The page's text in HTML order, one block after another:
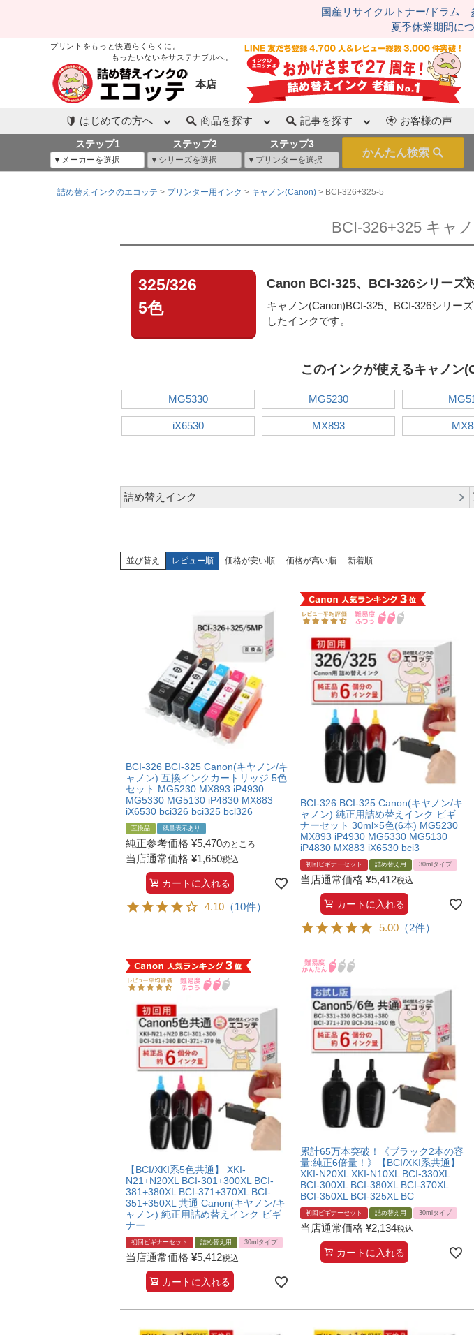
国産リサイクルトナー/ドラム
夏季休業期間に
プリントをもっと快適らくらくに。
もったいないをサステナブルへ。
本店
はじめての方へ 商品を探す 記事を探す お客様の声
ステップ1 ステップ2 ステップ3
詰め替えインクのエコッテ プリンター用インク キャノン(Canon) BCI-326+325-5
BCI-326+325 キャ
325/326
5色
Canon BCI-325、BCI-326シリーズ
キャノン(Canon)BCI-325、BCI-326シリー
したインクです。
このインクが使えるキャノン
MG5330 MG5230
iX6530 MX893
詰め替えインク
並び替え レビュー順 価格が安い順 価格が高い順 新着順
BCI-326 BCI-325 Canon(キヤノン/キ
ャノン) 互換インクカートリッジ 5色
セット MG5230 MX893 iP4930
MG5330 MG5130 iP4830 MX883
iX6530 bci326 bci325 bcl326
互換品 残量表示あり
純正参考価格 ¥5,470のところ
当店通常価格 ¥1,650税込
カートに入れる
4.10 （10件）
BCI-326 BCI-325 Canon(キヤノン/キ
ャノン) 純正用詰め替えインク ビギ
ナーセット 30ml×5色(6本) MG5230
MX893 iP4930 MG5330 MG5130
iP4830 MX883 iX6530 bci3
初回ビギナーセット 詰め替え用 30mlタイプ
当店通常価格 ¥5,412税込
カートに入れる
5.00 （2件）
【BCI/XKI系5色共通】 XKI-
N21+N20XL BCI-301+300XL BCI-
381+380XL BCI-371+370XL BCI-
351+350XL 共通 Canon(キヤノン/キ
ャノン) 純正用詰め替えインク ビギ
ナー
初回ビギナーセット 詰め替え用 30mlタイプ
当店通常価格 ¥5,412税込
カートに入れる
累計65万本突破！《ブラック2本の容
量:純正6倍量！》【BCI/XKI系共通】
XKI-N20XL XKI-N10XL BCI-330XL
BCI-300XL BCI-380XL BCI-370XL
BCI-350XL BCI-325XL BC
初回ビギナーセット 詰め替え用 30mlタイプ
当店通常価格 ¥2,134税込
カートに入れる